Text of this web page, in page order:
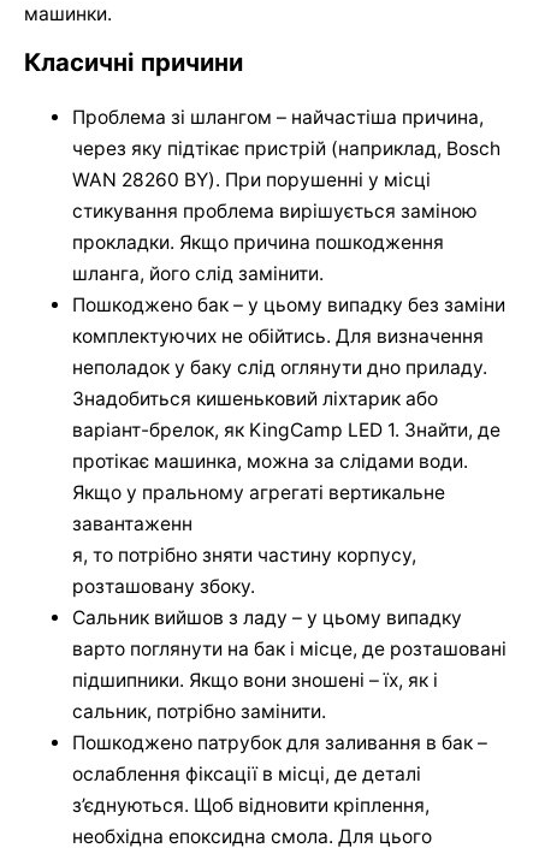
машинки.
Класичні причини
Проблема зі шлангом – найчастіша причина,
через яку підтікає пристрій (наприклад, Bosch
WAN 28260 BY). При порушенні у місці
стикування проблема вирішується заміною
прокладки. Якщо причина пошкодження
шланга, його слід замінити.
Пошкоджено бак – у цьому випадку без заміни
комплектуючих не обійтись. Для визначення
неполадок у баку слід оглянути дно приладу.
Знадобиться кишеньковий ліхтарик або
варіант-брелок, як KingCamp LED 1. Знайти, де
протікає машинка, можна за слідами води.
Якщо у пральному агрегаті вертикальне
завантаженн
я, то потрібно зняти частину корпусу,
розташовану збоку.
Сальник вийшов з ладу – у цьому випадку
варто поглянути на бак і місце, де розташовані
підшипники. Якщо вони зношені – їх, як і
сальник, потрібно замінити.
Пошкоджено патрубок для заливання в бак –
ослаблення фіксації в місці, де деталі
з’єднуються. Щоб відновити кріплення,
необхідна епоксидна смола. Для цього